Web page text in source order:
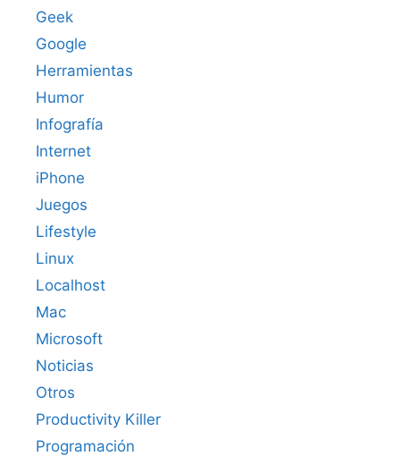
Geek
Google
Herramientas
Humor
Infografía
Internet
iPhone
Juegos
Lifestyle
Linux
Localhost
Mac
Microsoft
Noticias
Otros
Productivity Killer
Programación